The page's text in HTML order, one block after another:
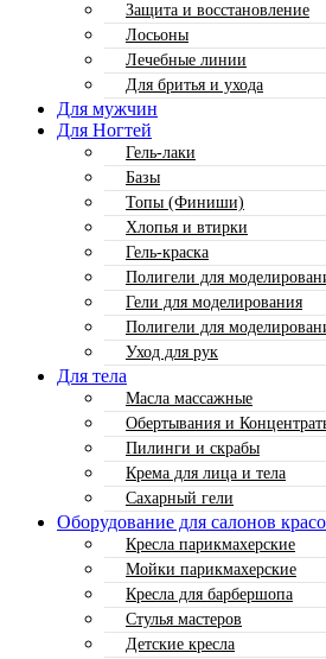
Защита и восстановление
Лосьоны
Лечебные линии
Для бритья и ухода
Для мужчин
Для Ногтей
Гель-лаки
Базы
Топы (Финиши)
Хлопья и втирки
Гель-краска
Полигели для
Гели для моделирования
Полигели для
Уход для рук
Для тела
Масла массажные
Обертывания и
Пилинги и скрабы
Крема для лица и тела
Сахарный гели
Оборудование для салонов
Кресла парикмахерские
Мойки парикмахерские
Кресла для барбершопа
Стулья мастеров
Детские кресла